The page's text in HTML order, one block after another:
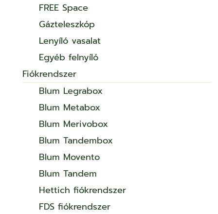
FREE Space
Gázteleszkóp
Lenyíló vasalat
Egyéb felnyíló
Fiókrendszer
Blum Legrabox
Blum Metabox
Blum Merivobox
Blum Tandembox
Blum Movento
Blum Tandem
Hettich fiókrendszer
FDS fiókrendszer